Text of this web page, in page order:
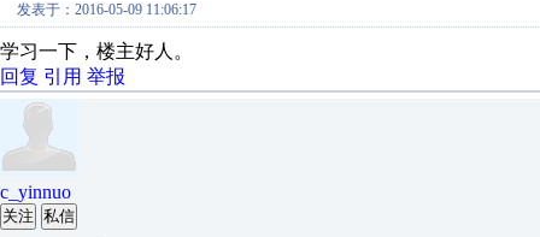
发表于：2016-05-09 11:06:17
学习一下，楼主好人。
回复 引用 举报
c_yinnuo
关注 私信